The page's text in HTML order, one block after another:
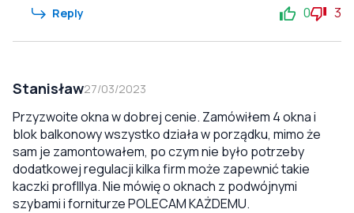
Reply 0 3
Stanisław27/03/2023
Przyzwoite okna w dobrej cenie. Zamówiłem 4 okna i
blok balkonowy wszystko działa w porządku, mimo że
sam je zamontowałem, po czym nie było potrzeby
dodatkowej regulacji kilka firm może zapewnić takie
kaczki profIllya. Nie mówię o oknach z podwójnymi
szybami i forniturze POLECAM KAŻDEMU.